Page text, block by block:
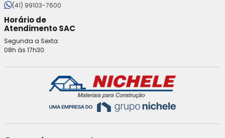
(41) 99103-7600
Horário de
Atendimento SAC
Segunda a Sexta:
08h às 17h30.